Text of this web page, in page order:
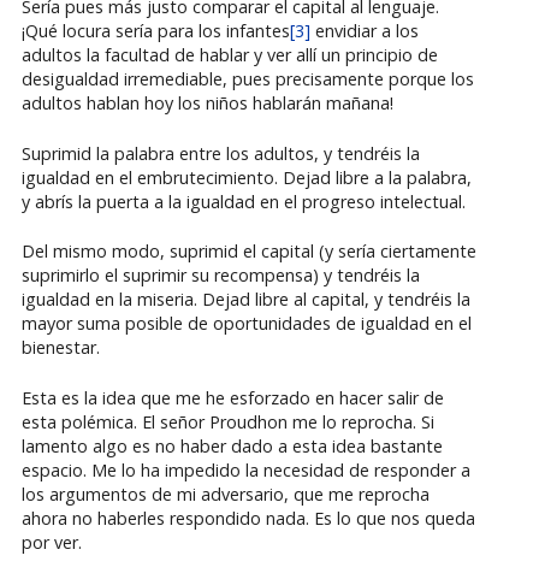
Sería pues más justo comparar el capital al lenguaje.
¡Qué locura sería para los infantes[3] envidiar a los
adultos la facultad de hablar y ver allí un principio de
desigualdad irremediable, pues precisamente porque los
adultos hablan hoy los niños hablarán mañana!
Suprimid la palabra entre los adultos, y tendréis la
igualdad en el embrutecimiento. Dejad libre a la palabra,
y abrís la puerta a la igualdad en el progreso intelectual.
Del mismo modo, suprimid el capital (y sería ciertamente
suprimirlo el suprimir su recompensa) y tendréis la
igualdad en la miseria. Dejad libre al capital, y tendréis la
mayor suma posible de oportunidades de igualdad en el
bienestar.
Esta es la idea que me he esforzado en hacer salir de
esta polémica. El señor Proudhon me lo reprocha. Si
lamento algo es no haber dado a esta idea bastante
espacio. Me lo ha impedido la necesidad de responder a
los argumentos de mi adversario, que me reprocha
ahora no haberles respondido nada. Es lo que nos queda
por ver.